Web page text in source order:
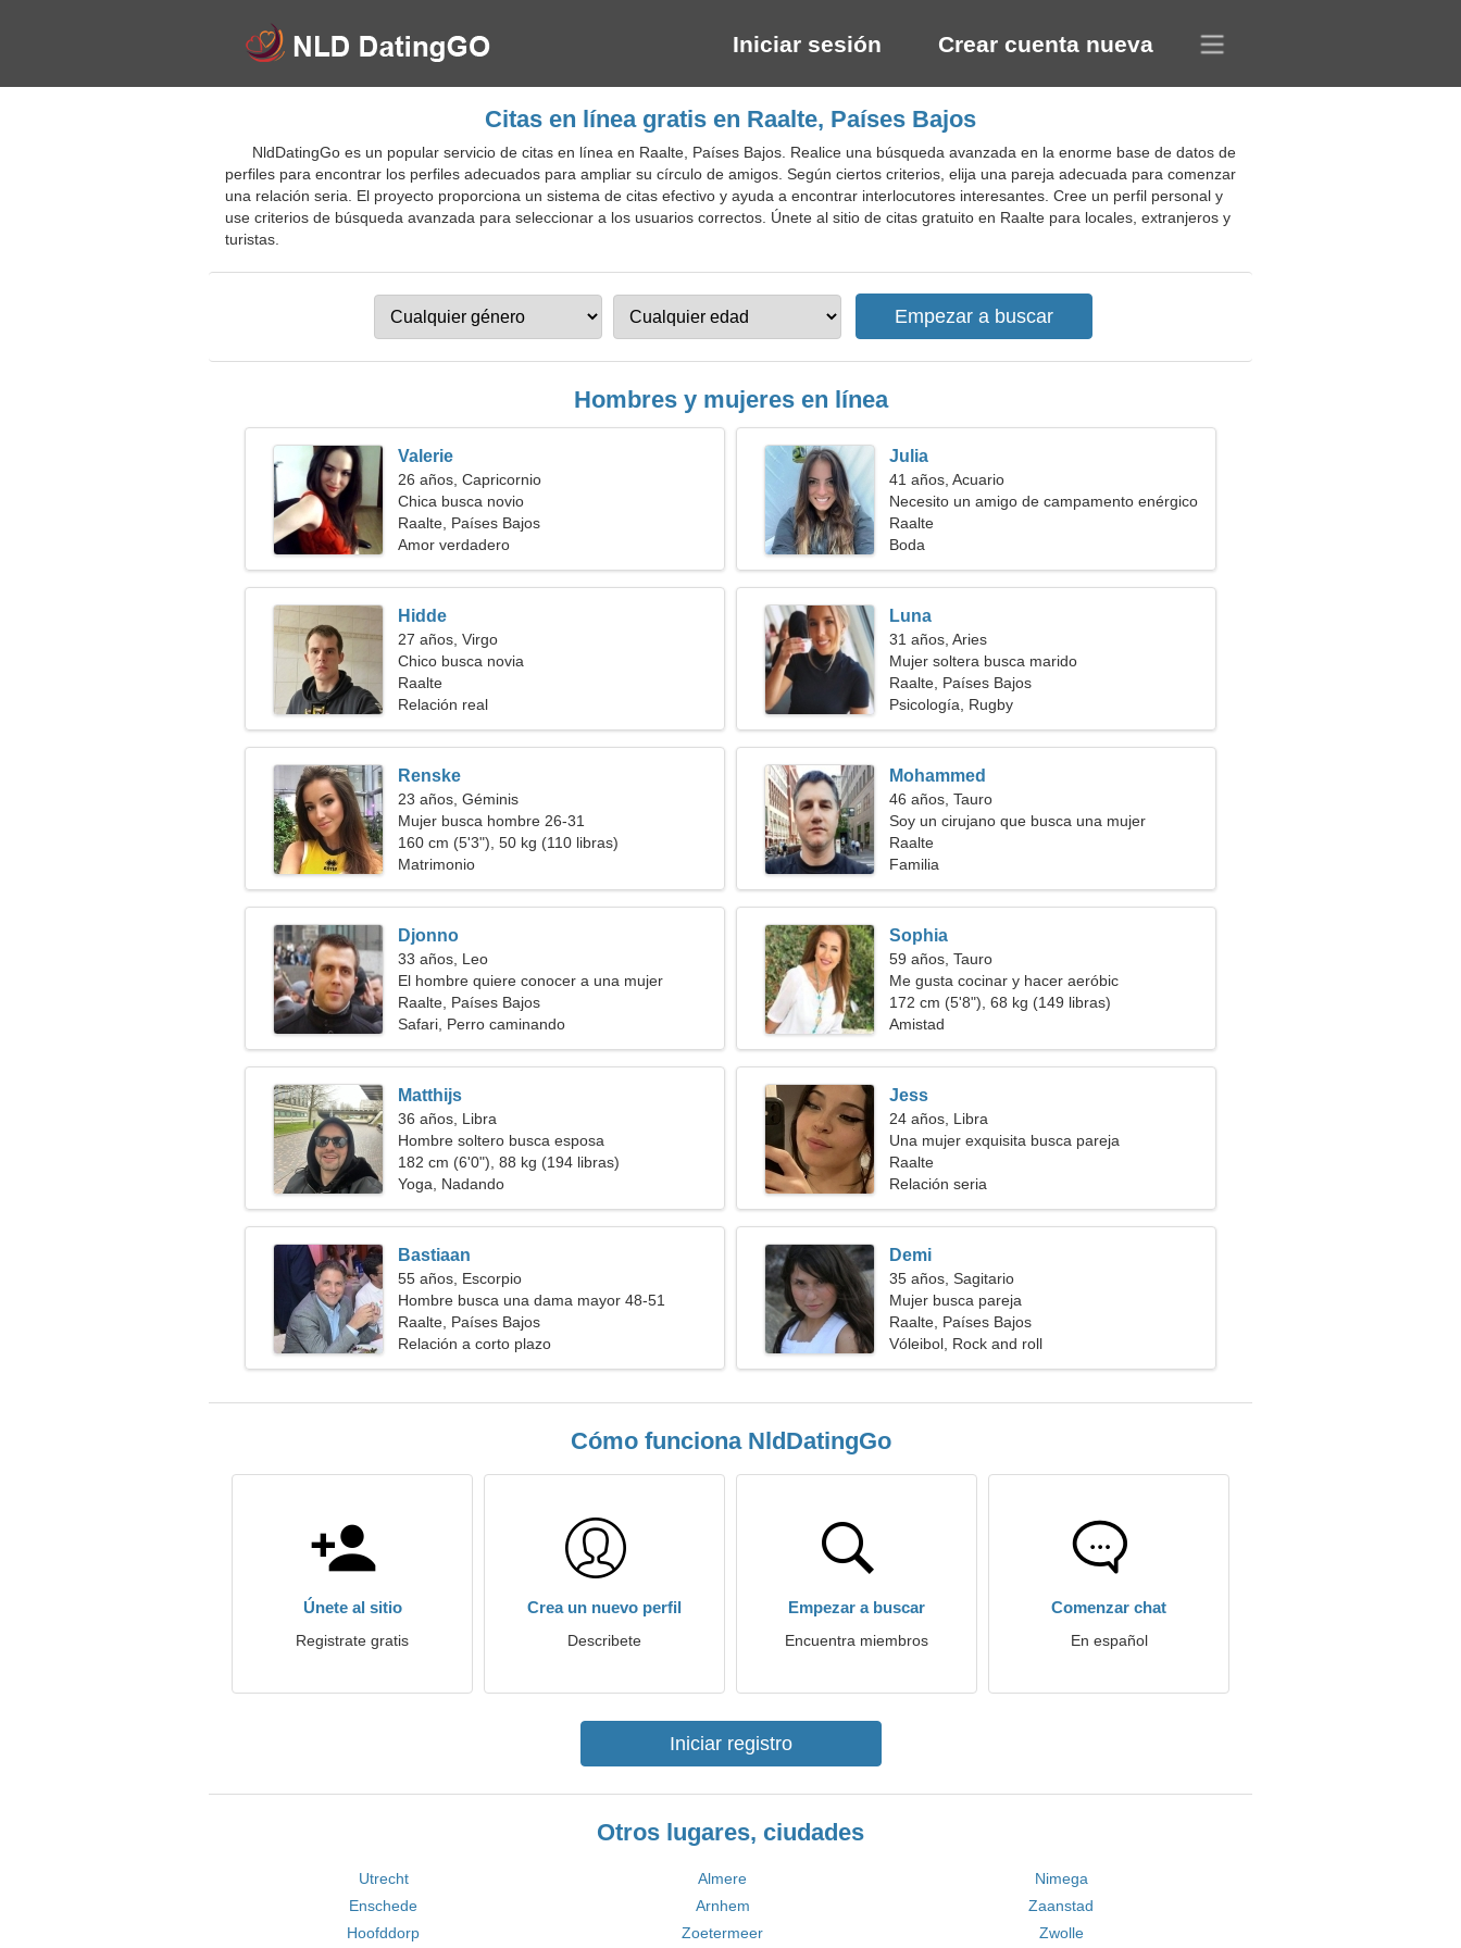
Iniciar sesión Crear cuenta nueva
Citas en línea gratis en Raalte, Países Bajos
NldDatingGo es un popular servicio de citas en línea en Raalte, Países Bajos. Realice una búsqueda avanzada en la enorme base de datos de
perfiles para encontrar los perfiles adecuados para ampliar su círculo de amigos. Según ciertos criterios, elija una pareja adecuada para comenzar
una relación seria. El proyecto proporciona un sistema de citas efectivo y ayuda a encontrar interlocutores interesantes. Cree un perfil personal y
use criterios de búsqueda avanzada para seleccionar a los usuarios correctos. Únete al sitio de citas gratuito en Raalte para locales, extranjeros y
turistas.
Hombres y mujeres en línea
Valerie
26 años, Capricornio
Chica busca novio
Raalte, Países Bajos
Amor verdadero
Julia
41 años, Acuario
Necesito un amigo de campamento enérgico
Raalte
Boda
Hidde
27 años, Virgo
Chico busca novia
Raalte
Relación real
Luna
31 años, Aries
Mujer soltera busca marido
Raalte, Países Bajos
Psicología, Rugby
Renske
23 años, Géminis
Mujer busca hombre 26-31
160 cm (5'3"), 50 kg (110 libras)
Matrimonio
Mohammed
46 años, Tauro
Soy un cirujano que busca una mujer
cariñosa
Raalte
Familia
Djonno
33 años, Leo
El hombre quiere conocer a una mujer
Raalte, Países Bajos
Safari, Perro caminando
Sophia
59 años, Tauro
Me gusta cocinar y hacer aeróbic
172 cm (5'8"), 68 kg (149 libras)
Amistad
Matthijs
36 años, Libra
Hombre soltero busca esposa
182 cm (6'0"), 88 kg (194 libras)
Yoga, Nadando
Jess
24 años, Libra
Una mujer exquisita busca pareja
Raalte
Relación seria
Bastiaan
55 años, Escorpio
Hombre busca una dama mayor 48-51
Raalte, Países Bajos
Relación a corto plazo
Demi
35 años, Sagitario
Mujer busca pareja
Raalte, Países Bajos
Vóleibol, Rock and roll
Cómo funciona NldDatingGo
Únete al sitio
Registrate gratis
Crea un nuevo perfil
Describete
Empezar a buscar
Encuentra miembros
Comenzar chat
En español
Iniciar registro
Otros lugares, ciudades
Utrecht Almere
Nimega
Enschede
Arnhem
Zaanstad
Hoofddorp
Zoetermeer Zwolle